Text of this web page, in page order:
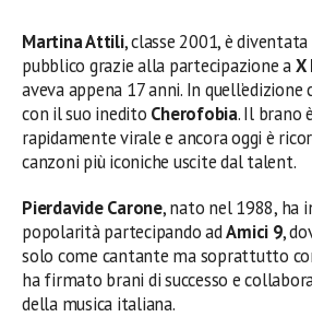
Martina Attili, classe 2001, è
pubblico grazie alla partecipazione aX
aveva appena 17 anni. In
con il suo inedito Cherofobia. Il brano
rapidamente virale e ancora oggi è
canzoni più iconiche uscite dal talent.
Pierdavide Carone, nato nel 1988, ha
popolarità partecipando adAmici 9,
solo come cantante ma soprattutto
ha firmato brani di successo e
della musica italiana.